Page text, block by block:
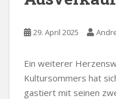
29. April 2025
Ein weiterer
Kultursommers hat
gastiert mit seinen